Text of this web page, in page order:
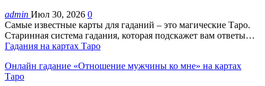
admin Июл 30, 2026 0
Самые известные карты для гаданий – это магические Таро.
Старинная система гадания, которая подскажет вам ответы…
Гадания на картах Таро
Онлайн гадание «Отношение мужчины ко мне» на картах
Таро